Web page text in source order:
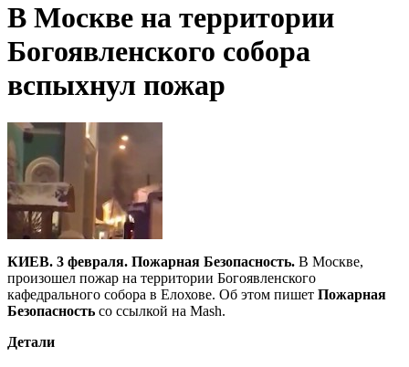
В Москве на территории
Богоявленского собора
вспыхнул пожар
КИЕВ. 3 февраля. Пожарная Безопасность. В Москве,
произошел пожар на территории Богоявленского
кафедрального собора в Елохове. Об этом пишет Пожарная
Безопасность со ссылкой на Mash.
Детали